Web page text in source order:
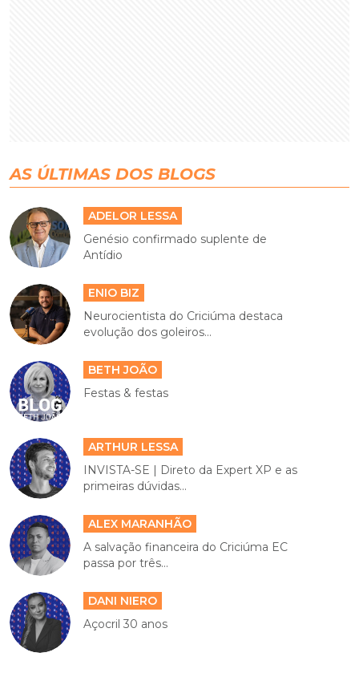
AS ÚLTIMAS DOS BLOGS
ADELOR LESSA
Genésio confirmado suplente de
Antídio
ENIO BIZ
Neurocientista do Criciúma destaca
evolução dos goleiros...
BETH JOÃO
Festas & festas
ARTHUR LESSA
INVISTA-SE | Direto da Expert XP e as
primeiras dúvidas...
ALEX MARANHÃO
A salvação financeira do Criciúma EC
passa por três...
DANI NIERO
Açocril 30 anos